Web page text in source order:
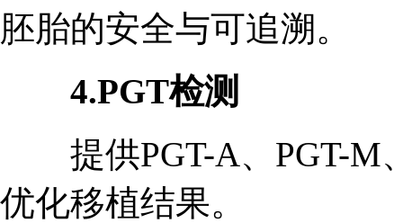
胚胎的安全与可追溯。
4.PGT检测
提供PGT-A、PGT-M
优化移植结果。